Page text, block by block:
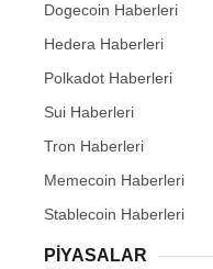
Dogecoin Haberleri
Hedera Haberleri
Polkadot Haberleri
Sui Haberleri
Tron Haberleri
Memecoin Haberleri
Stablecoin Haberleri
PIYASALAR